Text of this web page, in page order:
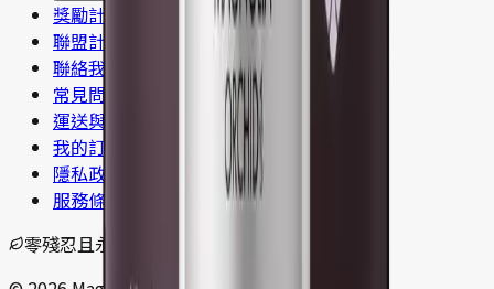
獎勵計畫
聯盟計畫
聯絡我們
常見問題
運送與退貨
我的訂單
隱私政策
服務條款
零殘忍且永續取材